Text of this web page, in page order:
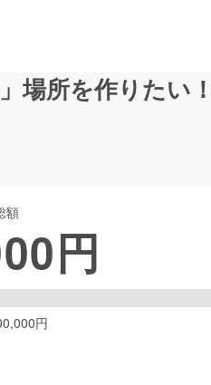
ファッション
場所を作りたい！
額
円
円